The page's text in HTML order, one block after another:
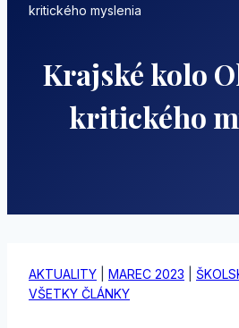
kritického myslenia
Krajské kolo
kritického
AKTUALITY MAREC 2023
VŠETKY ČLÁNKY